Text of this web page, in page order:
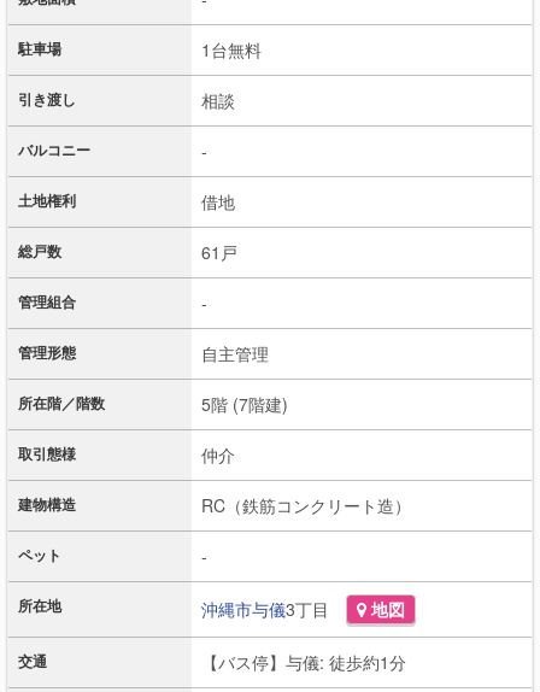
駐車場 1台無料
引き渡し 相談
バルコニー -
土地権利 借地
総戸数 61戸
管理組合 -
管理形態 自主管理
所在階／階数 5階 (7階建)
取引態様 仲介
建物構造 RC（鉄筋コンクリート造）
ペット -
所在地 沖縄市与儀3丁目 地図
交通 【バス停】与儀: 徒歩約1分